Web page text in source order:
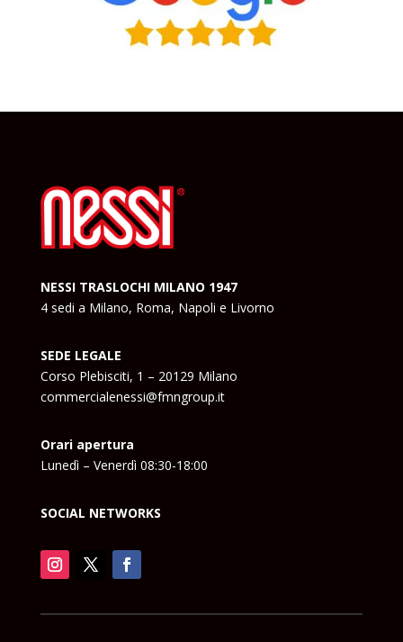
NESSI TRASLOCHI MILANO 1947
4 sedi a Milano, Roma, Napoli e Livorno
SEDE LEGALE
Corso Plebisciti, 1 – 20129 Milano
commercialenessi@fmngroup.it
Orari apertura
Lunedì – Venerdì 08:30-18:00
SOCIAL NETWORKS